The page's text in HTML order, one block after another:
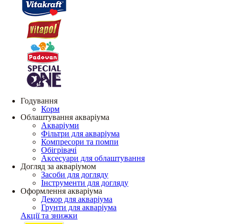
Годування
Корм
Облаштування акваріума
Акваріуми
Фільтри для акваріума
Компресори та помпи
Обігрівачі
Аксесуари для облаштування
Догляд за акваріумом
Засоби для догляду
Інструменти для догляду
Оформлення акваріума
Декор для акваріума
Грунти для акваріума
Акції та знижки